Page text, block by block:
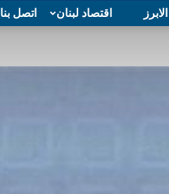
اتصل بنا اقتصاد لبنان الابرز